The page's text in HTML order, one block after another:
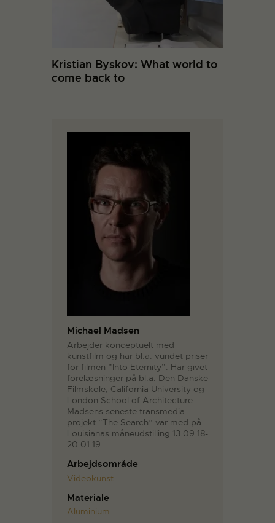
Kristian Byskov: What world to
come back to
Michael Madsen
Arbejder konceptuelt med
kunstfilm og har bl.a. vundet priser
for filmen ”Into Eternity”. Har givet
forelæsninger på bl.a. Den Danske
Filmskole, California University og
London School of Architecture.
Madsens seneste transmedia
projekt ”The Search” var med på
Louisianas måneudstilling 13.09.18-
20.01.19.
Arbejdsområde
Videokunst
Materiale
Aluminium